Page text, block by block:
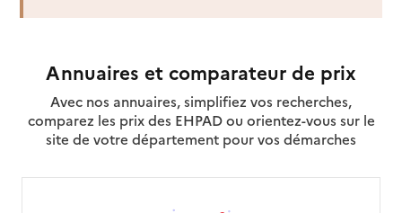
Annuaires et comparateur de prix
Avec nos annuaires, simplifiez vos recherches,
comparez les prix des EHPAD ou orientez-vous sur le
site de votre département pour vos démarches